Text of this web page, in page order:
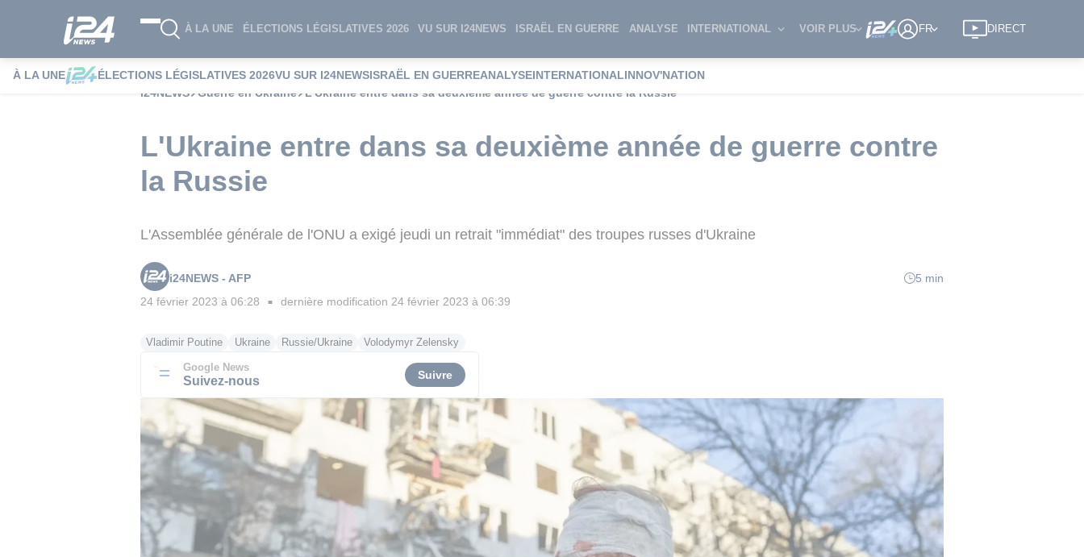
À LA UNE ÉLECTIONS LÉGISLATIVES 2026 VU SUR I24NEWS ISRAËL EN GUERRE ANALYSE INTERNATIONAL VOIR PLUS FR DIRECT
À LA UNE ÉLECTIONS LÉGISLATIVES 2026VU SUR I24NEWSISRAËL EN GUERREANALYSEINTERNATIONALINNOV'NATION
i24NEWS
Guerre en Ukraine L'Ukraine entre dans sa deuxième année de guerre contre la Russie
L'Ukraine entre dans sa deuxième année de guerre contre
la Russie
L'Assemblée générale de l'ONU a exigé jeudi un retrait "immédiat" des troupes russes d'Ukraine
i24NEWS - AFP
5 min
24 février 2023 à 06:28 ■ dernière modification 24 février 2023 à 06:39
Vladimir Poutine Ukraine Russie/Ukraine Volodymyr Zelensky
Google News
Suivez-nous Suivre